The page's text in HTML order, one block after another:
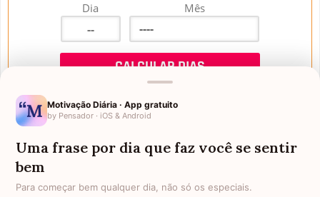
Dia Mês
Mensagens de Aniversário
Motivação Diária · App gratuito
by Pensador · iOS & Android
Uma frase por dia que faz você se sentir
bem
Para começar bem qualquer dia, não só os especiais.